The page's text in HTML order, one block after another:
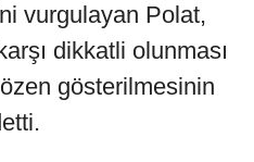
vurgulayan Polat,
dikkatli olunması
gösterilmesinin